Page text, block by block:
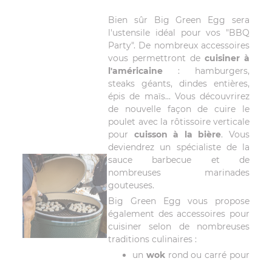
Bien sûr Big Green Egg sera
l'ustensile idéal pour vos "BBQ
Party". De nombreux accessoires
vous permettront de cuisiner à
l'américaine : hamburgers,
steaks géants, dindes entières,
épis de maïs... Vous découvrirez
de nouvelle façon de cuire le
poulet avec la rôtissoire verticale
pour cuisson à la bière. Vous
deviendrez un spécialiste de la
sauce barbecue et de
nombreuses marinades
gouteuses.
Big Green Egg vous propose
également des accessoires pour
cuisiner selon de nombreuses
traditions culinaires :
un wok rond ou carré pour